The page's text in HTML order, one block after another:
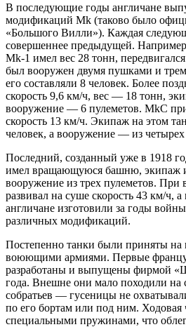
В последующие годы англичане
модификаций Mk (таково было
«Большого Вилли»). Каждая
совершеннее предыдущей.
Mk-1 имел вес 28 тонн,
был вооружен двумя пушками и
его составляли 8 человек. Более
скорость 9,6 км/ч, вес — 18 тонн,
вооружение — 6 пулеметов. MkC
скорость 13 км/ч. Экипаж на этом
человек, а вооружение — из четырех
Последний, созданный уже в 1918
имел вращающуюся башню, экипаж
вооружение из трех пулеметов. При
развивал на суше скорость 43 км/ч,
англичане изготовили за годы
различных модификаций.
Постепенно танки были приняты на
воюющими армиями. Первые
разработаны и выпущены фирмой
года. Внешне они мало походили на
собратьев — гусеницы не
по его бортам или под ним. Ходовая
специальными пружинами, что